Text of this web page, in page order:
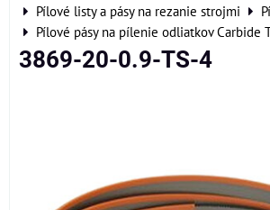
Pílové listy a pásy na rezanie strojmi
Pílové pásy na pílenie odliatkov Carbide
3869-20-0.9-TS-4